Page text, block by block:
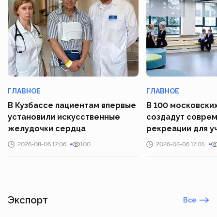
ГЛАВНОЕ
В Кузбассе пациентам впервые
установили искусственные
желудочки сердца
2026-08-06 17:06 100
ГЛАВНОЕ
В 100
создадут
рекреации для
2026-08-06 17:05
Экспорт Все